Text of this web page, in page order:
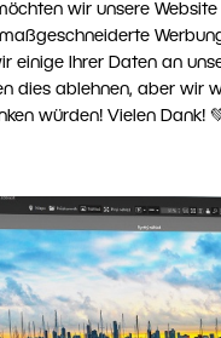
wir unsere
einige Ihrer Daten an
dies ablehnen, aber wir
würden! Vielen Dank!